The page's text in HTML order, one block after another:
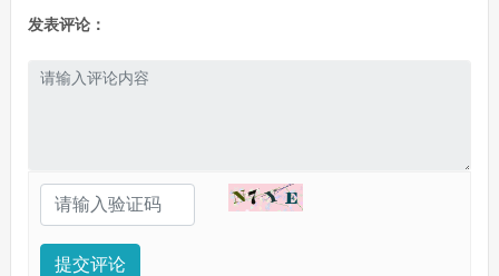
发表评论：
提交评论